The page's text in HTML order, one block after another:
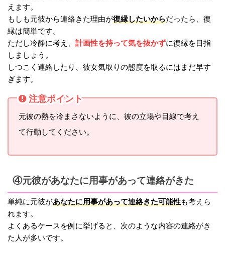
えます。
もしも元彼から連絡きた理由が復縁したいからだったら、復
縁は簡単です。
ただし冷静に考え、 計画性を持って気を抜かずに復縁を目指
しましょう。
しつこく連絡したり、彼女気取りの態度を取るにはまだ早す
ぎます。
注意ポイント
元彼の熱を冷まさないように、彼の立場や目線で考え
て行動してください。
④元彼があなたに用事があって連絡がきた
単純に元彼があなたに用事があって連絡きた可能性も考えら
れます。
よくあるケースを例に挙げると、次のような内容の連絡がき
た人が多いです。